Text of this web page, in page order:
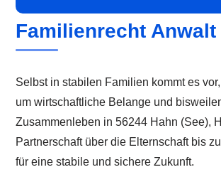
Familienrecht
Selbst in stabilen Familien kommt es
um wirtschaftliche Belange und
Zusammenleben in 56244 Hahn (See),
Partnerschaft über die Elternschaft bis
für eine stabile und sichere Zukunft.